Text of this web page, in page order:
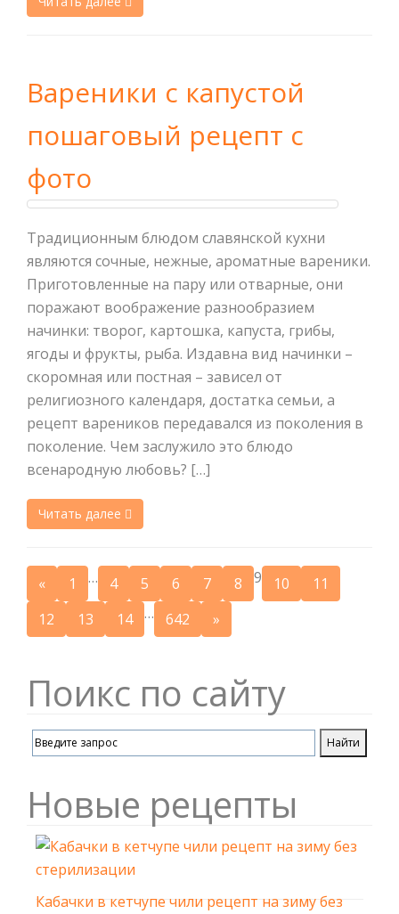
Вареники с капустой
пошаговый рецепт с
фото
Традиционным блюдом славянской кухни
являются сочные, нежные, ароматные вареники.
Приготовленные на пару или отварные, они
поражают воображение разнообразием
начинки: творог, картошка, капуста, грибы,
ягоды и фрукты, рыба. Издавна вид начинки –
скоромная или постная – зависел от
религиозного календаря, достатка семьи, а
рецепт вареников передавался из поколения в
поколение. Чем заслужило это блюдо
всенародную любовь? […]
Читать далее
« 1 … 4 5 6 7 8 9 10
11
12
13 14 … 642 »
Поикс по сайту
Новые рецепты
Кабачки в кетчупе чили рецепт на зиму без